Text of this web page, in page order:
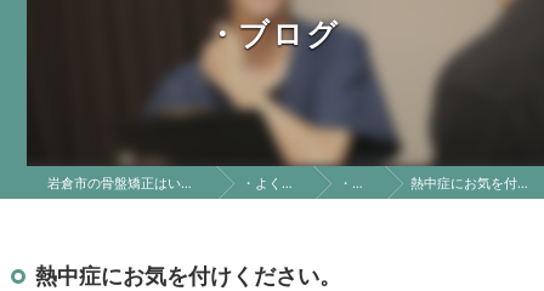
・ブログ
岩倉市の骨盤矯正はいわくら大野整体院 ・よくある質問 ・ブログ 熱中症にお気を付けください。
熱中症にお気を付けください。